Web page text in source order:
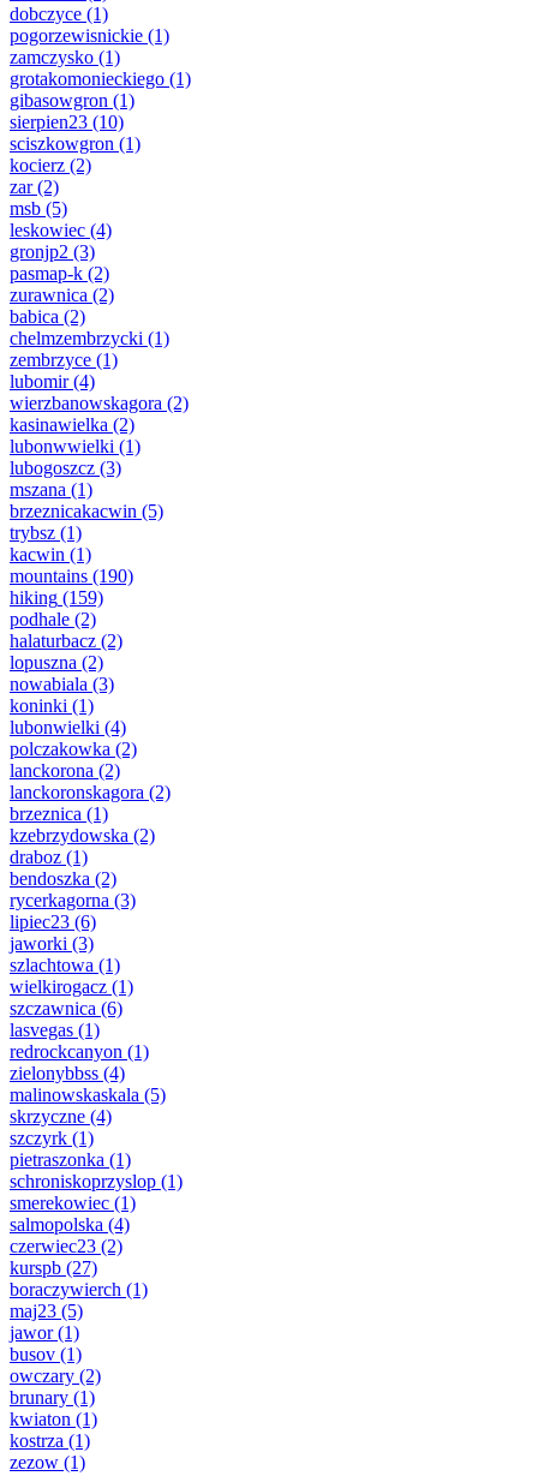
dobczyce (1)
pogorzewisnickie (1)
zamczysko (1)
grotakomonieckiego (1)
gibasowgron (1)
sierpien23 (10)
sciszkowgron (1)
kocierz (2)
zar(2)
msb (5)
leskowiec (4)
gronjp2 (3)
pasmap-k (2)
zurawnica (2)
babica (2)
chelmzembrzycki (1)
zembrzyce (1)
lubomir(4)
wierzbanowskagora (2)
kasinawielka (2)
lubonwwielki (1)
lubogoszcz (3)
mszana (1)
brzeznicakacwin (5)
trybsz (1)
kacwin (1)
mountains (190)
hiking (159)
podhale (2)
halaturbacz (2)
lopuszna (2)
nowabiala (3)
koninki (1)
lubonwielki (4)
polczakowka (2)
lanckorona (2)
lanckoronskagora (2)
brzeznica (1)
kzebrzydowska (2)
draboz (1)
bendoszka (2)
rycerkagorna (3)
lipiec23 (6)
jaworki (3)
szlachtowa (1)
wielkirogacz (1)
szczawnica (6)
lasvegas (1)
redrockcanyon (1)
zielonybbss (4)
malinowskaskala (5)
skrzyczne (4)
szczyrk (1)
pietraszonka (1)
schroniskoprzyslop (1)
smerekowiec (1)
salmopolska (4)
czerwiec23 (2)
kurspb (27)
boraczywierch (1)
maj23 (5)
jawor(1)
busov (1)
owczary (2)
brunary (1)
kwiaton (1)
kostrza (1)
zezow (1)